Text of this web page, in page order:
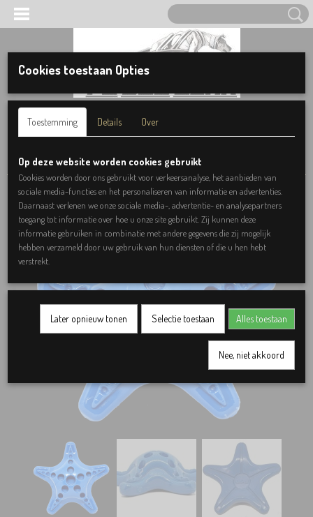
Inloggen Registreren
Home >Benodigdheden>Kauwproducten >Sodapup Nylon Starfish – Blue
Cookies toestaan Opties
Toestemming Details Over
Op deze website worden cookies gebruikt
Cookies worden door ons gebruikt voor verkeersanalyse, het aanbieden van
sociale media-functies en het personaliseren van informatie en advertenties.
Daarnaast verlenen we onze sociale media-, advertentie- en analysepartners
toegang tot informatie over hoe u onze site gebruikt. Zij kunnen deze
informatie gebruiken in combinatie met andere gegevens die zij mogelijk
hebben verzameld door uw gebruik van hun diensten of die u hen hebt
verstrekt.
Later opnieuw tonen Selectie toestaan Alles toestaan
Nee, niet akkoord